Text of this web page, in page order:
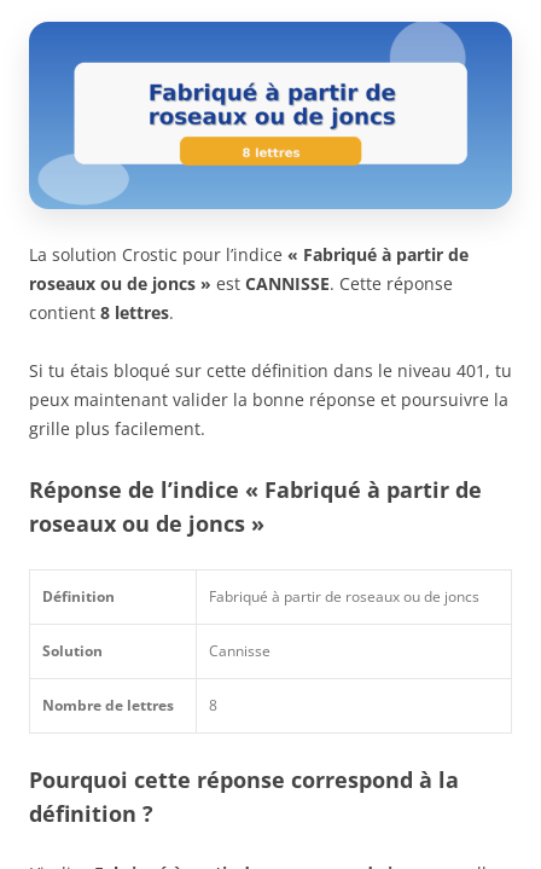
La solution Crostic pour l’indice « Fabriqué à partir de
roseaux ou de joncs » est CANNISSE. Cette réponse
contient 8 lettres.
Si tu étais bloqué sur cette définition dans le niveau 401, tu
peux maintenant valider la bonne réponse et poursuivre la
grille plus facilement.
Réponse de l’indice « Fabriqué à partir de
roseaux ou de joncs »
Définition Fabriqué à partir de roseaux ou de joncs
Solution Cannisse
Nombre de lettres 8
Pourquoi cette réponse correspond à la
définition ?